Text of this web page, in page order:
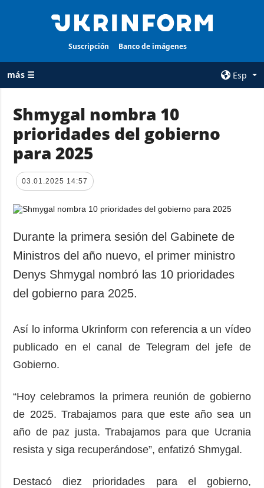
Suscripción Banco de imágenes
más ☰
Esp
TODAS LAS
CATEGORÍAS
Guerra
Reconstrucción
Política
Economía
Defensa
Sociedad y
Cultura
Deportes
Desastres y
emergencias
AGENCIA
Política de
privacidad y
protección de
datos personales
Podcasts
Publicaciones
Entrevistas
Fotos
Suscripción
Banco de
imágenes
Shmygal nombra 10
prioridades del gobierno
para 2025
03.01.2025 14:57
Durante la primera sesión del Gabinete de
Ministros del año nuevo, el primer ministro
Denys Shmygal nombró las 10 prioridades
del gobierno para 2025.
Así lo informa Ukrinform con referencia a un vídeo
publicado en el canal de Telegram del jefe de
Gobierno.
“Hoy celebramos la primera reunión de gobierno
de 2025. Trabajamos para que este año sea un
año de paz justa. Trabajamos para que Ucrania
resista y siga recuperándose”, enfatizó Shmygal.
Destacó diez prioridades para el gobierno,